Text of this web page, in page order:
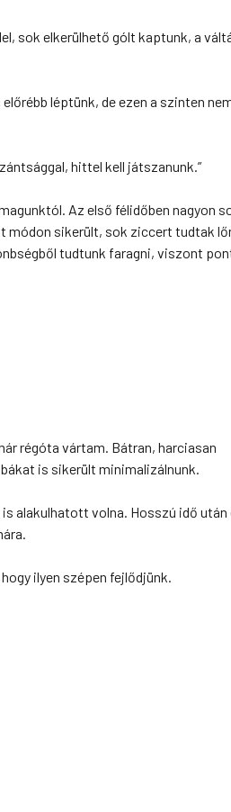
sok elkerülhető gólt kaptunk, a
léptünk, de ezen a szinten
hittel kell játszanunk.”
Az első félidőben nagyon
módon sikerült, sok ziccert tudtak
tudtunk faragni, viszont
régóta vártam. Bátran, harciasan
is sikerült minimalizálnunk.
alakulhatott volna. Hosszú idő után
ilyen szépen fejlődjünk.